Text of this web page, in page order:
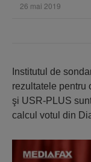
26 mai 2019
Institutul de
rezultatele pentru
şi USR-PLUS
calcul votul din